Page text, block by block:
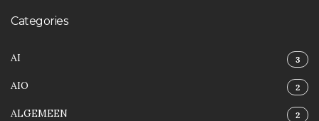
Categories
AI 3
AIO 2
ALGEMEEN 2